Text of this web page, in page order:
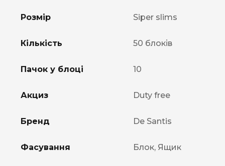
Розмір Siper slims
Кількість 50 блоків
Пачок у блоці 10
Акциз Duty free
Бренд De Santis
Фасування Блок, Ящик